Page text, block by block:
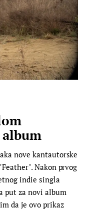
nove kantautorske
Nakon prvog
indie singla
put za novi album
da je ovo prikaz